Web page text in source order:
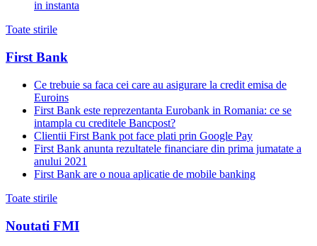
in instanta
Toate stirile
First Bank
Ce trebuie sa faca cei care au asigurare la credit emisa de
Euroins
First Bank este reprezentanta Eurobank in Romania: ce se
intampla cu creditele Bancpost?
Clientii First Bank pot face plati prin Google Pay
First Bank anunta rezultatele financiare din prima jumatate a
anului 2021
First Bank are o noua aplicatie de mobile banking
Toate stirile
Noutati FMI